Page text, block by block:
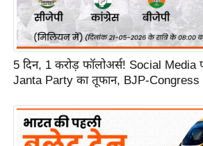
5 दिन, 1 करोड़ फॉलोअर्स! Social Media
Janta Party का तूफान, BJP-Congress